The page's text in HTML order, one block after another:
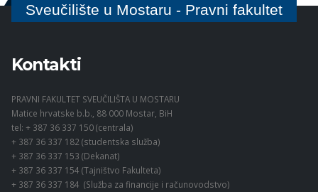
Sveučilište u Mostaru - Pravni fakultet
Kontakti
PRAVNI FAKULTET SVEUČILIŠTA U MOSTARU
Matice hrvatske b.b., 88 000 Mostar, BiH
tel: + 387 36 337 150 (centrala)
+ 387 36 337 182 (studentska služba)
+ 387 36 337 153 (Dekanat)
+ 387 36 337 154 (Tajništvo Fakulteta)
+ 387 36 337 184 (Služba za financije i računovodstvo)